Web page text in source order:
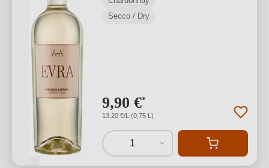
Secco / Dry
9,90 €*
13,20 €/L (0,75 L)
1